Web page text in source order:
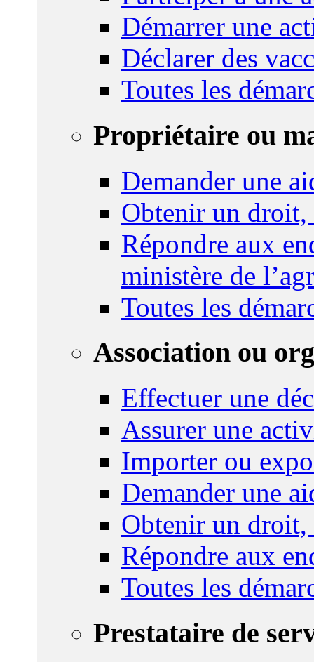
Démarrer une
Déclarer des
Toutes les
Propriétaire ou
Demander une
Obtenir un droit,
Répondre aux
ministère de
Toutes les
Association ou
Effectuer une
Assurer une
Importer ou
Demander une
Obtenir un droit,
Répondre aux
Toutes les
Prestataire de